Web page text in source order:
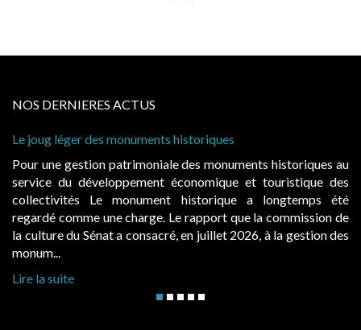
NOS DERNIERES ACTUS
historiques au
et touristique des
a longtemps été
la commission de
à la gestion des
Cabines de plage : le juge admet des
Evocatrices des bains de mer, les
également un beau sujet domanial.
public, elles donnent lieu au paiement
d’occupation. Saisies par des occupants